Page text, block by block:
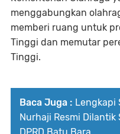
menggabungkan
memberi ruang untuk
Tinggi dan memutar
Tinggi.
Baca Juga : Lengkapi
Nurhaji Resmi Dilantik
DPRD Batu Bara